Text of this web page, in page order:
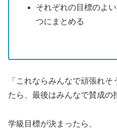
それぞれの目標のよ
つにまとめる
「これならみんなで頑張れ
たら、最後はみんなで賛成の
学級目標が決まったら、